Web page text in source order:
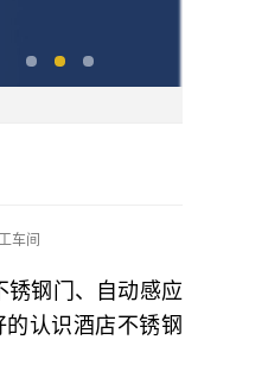
车间
锈钢门、自动感应
认识酒店不锈钢